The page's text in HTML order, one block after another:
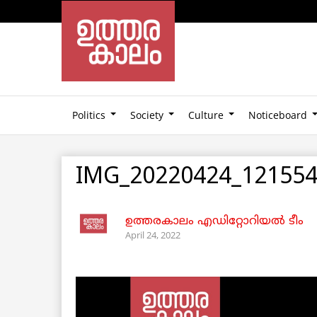
Politics Society Culture Noticeboard
ഉത്തരകാലം എഡിറ്റോറിയല്‍ ടീം
April 24, 2022